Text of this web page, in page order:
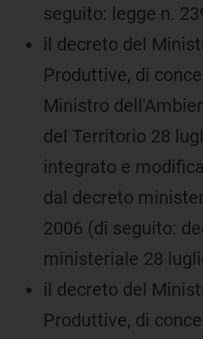
seguito: legge n.
il decreto del
Produttive, di
Ministro
del Territorio 28
integrato e
dal decreto
2006 (di seguito:
ministeriale 28
il decreto del
Produttive, di